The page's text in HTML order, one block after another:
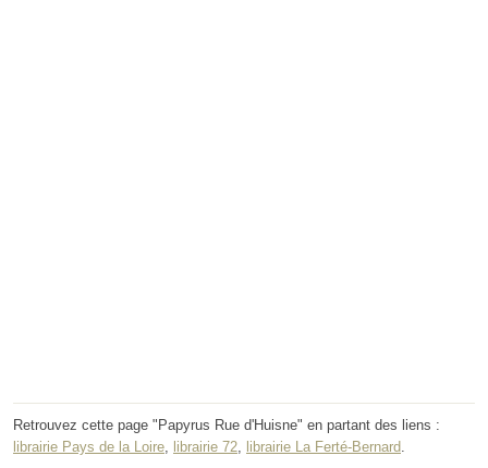
Retrouvez cette page "Papyrus Rue d'Huisne" en partant des liens :
librairie Pays de la Loire
librairie 72 librairie La Ferté-Bernard